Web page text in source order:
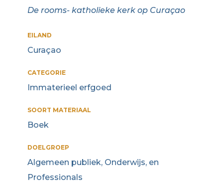
De rooms- katholieke kerk op Curaçao
EILAND
Curaçao
CATEGORIE
Immaterieel erfgoed
SOORT MATERIAAL
Boek
DOELGROEP
Algemeen publiek, Onderwijs, en
Professionals